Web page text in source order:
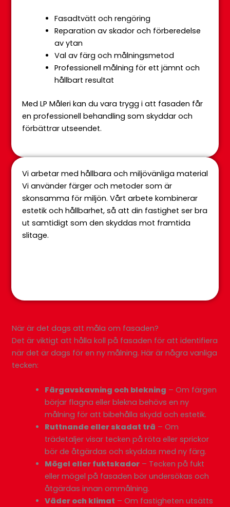
Fasadtvätt och rengöring
Reparation av skador och förberedelse
av ytan
Val av färg och målningsmetod
Professionell målning för ett jämnt och
hållbart resultat
Med LP Måleri kan du vara trygg i att fasaden får
en professionell behandling som skyddar och
förbättrar utseendet.
Vi arbetar med hållbara och miljövänliga material
Vi använder färger och metoder som är
skonsamma för miljön. Vårt arbete kombinerar
estetik och hållbarhet, så att din fastighet ser bra
ut samtidigt som den skyddas mot framtida
slitage.
När är det dags att måla om fasaden?
Det är viktigt att hålla koll på fasaden för att identifiera
när det är dags för en ny målning. Här är några vanliga
tecken:
Färgavskavning och blekning – Om färgen
börjar flagna eller blekna behövs en ny
målning för att bibehålla skydd och estetik.
Ruttnande eller skadat trä – Om
trädetaljer visar tecken på röta eller sprickor
bör de åtgärdas och skyddas med ny färg.
Mögel eller fuktskador – Tecken på fukt
eller mögel på fasaden bör undersökas och
åtgärdas innan ommålning.
Väder och klimat – Om fastigheten utsätts